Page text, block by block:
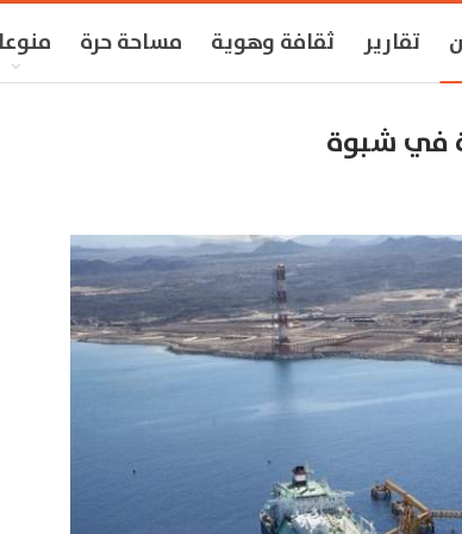
تقارير ثقافة وهوية مساحة حرة
في شبوة